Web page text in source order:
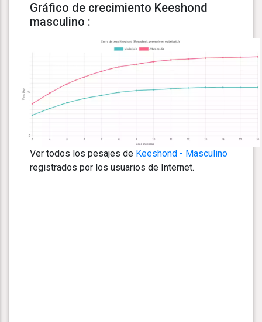
Gráfico de crecimiento Keeshond
masculino :
Ver todos los pesajes de Keeshond - Masculino
registrados por los usuarios de Internet.